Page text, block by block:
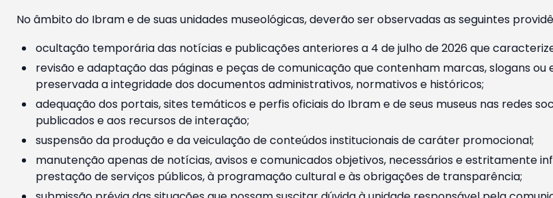
No âmbito do Ibram e de suas unidades museológicas, deverão ser observadas as seguintes
ocultação temporária das notícias e publicações anteriores a 4 de julho de 2026 que
revisão e adaptação das páginas e peças de comunicação que contenham marcas, slogans
preservada a integridade dos documentos administrativos, normativos e históricos;
adequação dos portais, sites temáticos e perfis oficiais do Ibram e de seus museus nas redes
publicados e aos recursos de interação;
suspensão da produção e da veiculação de conteúdos institucionais de caráter promocional;
manutenção apenas de notícias, avisos e comunicados objetivos, necessários e estritamente
prestação de serviços públicos, à programação cultural e às obrigações de transparência;